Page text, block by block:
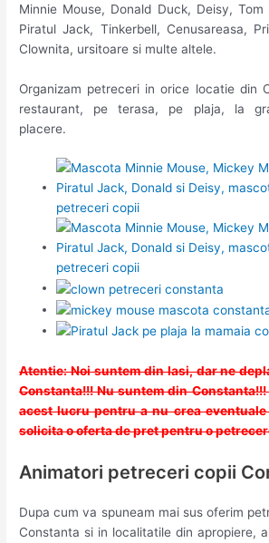
Minnie Mouse, Donald Duck, Deisy,
Piratul Jack, Tinkerbell, Cenusareasa,
Clownita, ursitoare si multe altele.
Organizam petreceri in orice locatie din
restaurant, pe terasa, pe plaja, la
placere.
Atentie: Noi suntem din Iasi, dar ne
Constanta!!! Nu suntem din
acest lucru pentru a nu crea
solicita o oferta de pret pentru o
Animatori petreceri copii
Dupa cum va spuneam mai sus oferim
Constanta si in localitatile din apropiere,